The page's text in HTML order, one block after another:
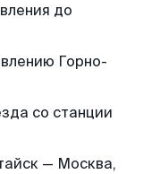
до
Горно-
со станции
— Москва,